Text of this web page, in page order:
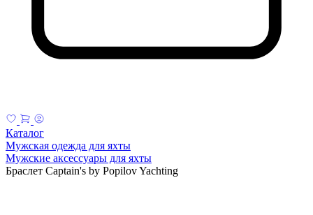
Каталог
Мужская одежда для яхты
Мужские аксессуары для яхты
Браслет Captain's by Popilov Yachting